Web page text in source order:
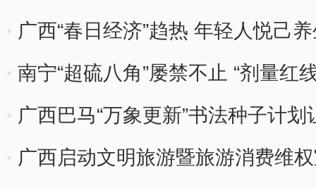
广西“春日经济”趋热 年轻人悦己养
南宁“超硫八角”屡禁不止 “剂量红
广西巴马“万象更新”书法种子计
广西启动文明旅游暨旅游消费维